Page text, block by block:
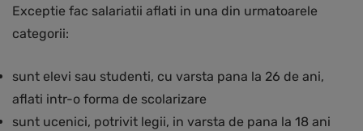
Exceptie fac salariatii aflati in una din urmatoarele
categorii:
sunt elevi sau studenti, cu varsta pana la 26 de ani,
aflati intr-o forma de scolarizare
sunt ucenici, potrivit legii, in varsta de pana la 18 ani